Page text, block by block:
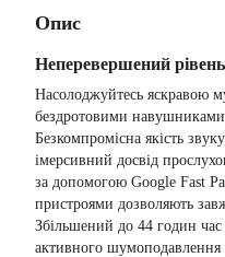
Опис
Неперевершений
Насолоджуйтесь яскравою
бездротовими
Безкомпромісна якість
імерсивний досвід
за допомогою Google Fast
пристроями дозволяють
Збільшений до 44 годин
активного